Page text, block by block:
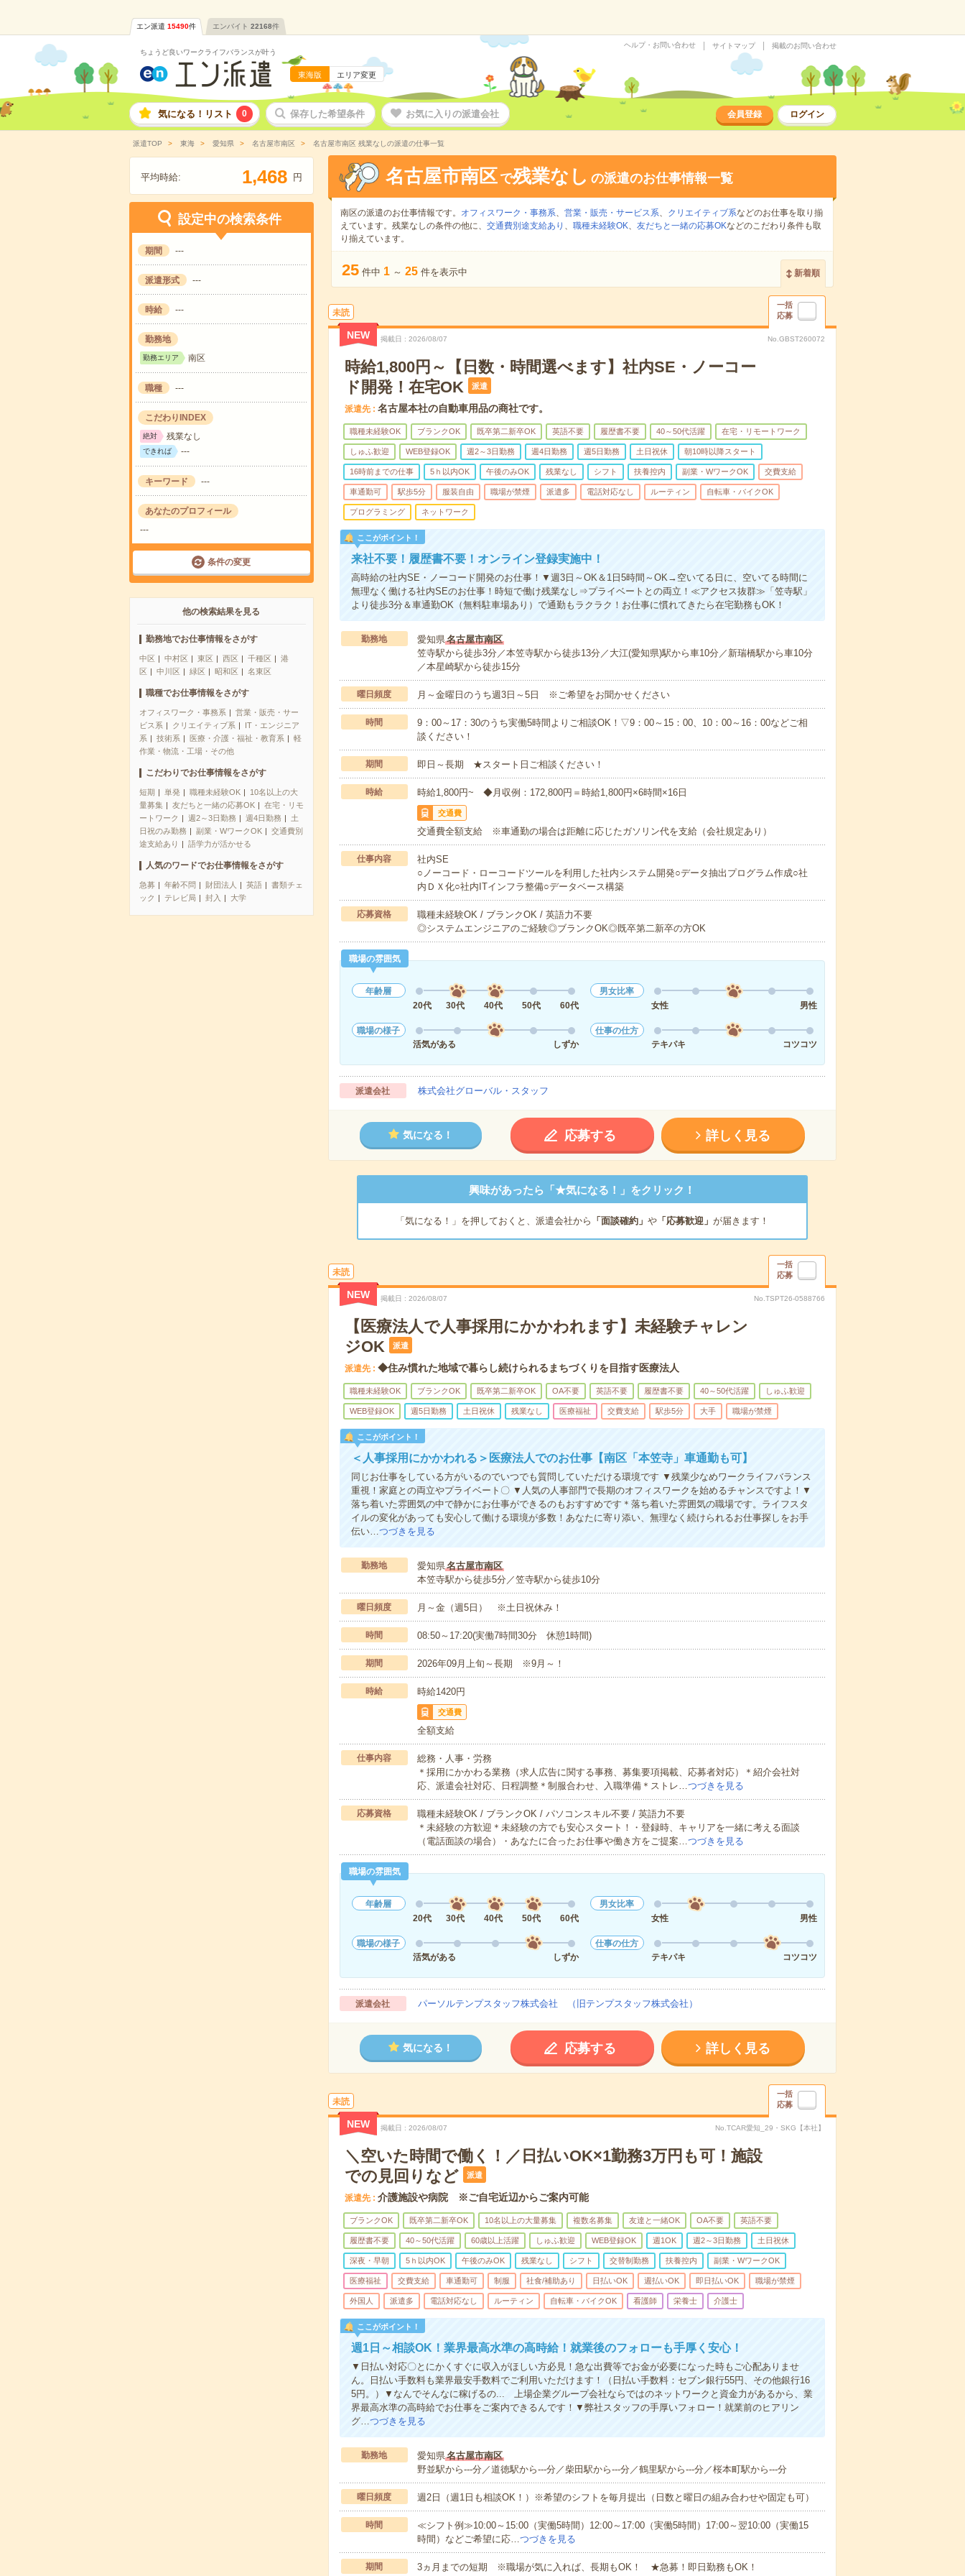
エン派遣 15490件 エンバイト 22168件
ちょうど良いワークライフバランスが叶う
東海版 エリア変更
ヘルプ・お問い合わせ サイトマップ 掲載のお問い合わせ
気になる！リスト 0 保存した希望条件 お気に入りの派遣会社 会員登録 ログイン
派遣TOP 東海 愛知県 名古屋市南区 名古屋市南区 残業なしの派遣の仕事一覧
平均時給: 1,468 円
設定中の検索条件
期間 ---
派遣形式 ---
時給 ---
勤務地
勤務エリア 南区
職種 ---
こだわりINDEX
絶対 残業なし
できれば ---
キーワード ---
あなたのプロフィール
---
条件の変更
他の検索結果を見る
勤務地でお仕事情報をさがす
中区 中村区 東区 西区 千種区
港
区
中川区 緑区 昭和区 名東区
職種でお仕事情報をさがす
オフィスワーク・事務系
営業・販売・サー
ビス系
クリエイティブ系
IT・エンジニア
系
技術系 医療・介護・福祉・教育系
軽
作業・物流・工場・その他
こだわりでお仕事情報をさがす
短期 単発 職種未経験OK
10名以上の大
量募集
友だちと一緒の応募OK
在宅・リモ
ートワーク
週2～3日勤務 週4日勤務
土
日祝のみ勤務
副業・WワークOK
交通費別
途支給あり
語学力が活かせる
人気のワードでお仕事情報をさがす
急募 年齢不問 財団法人 英語
書類チェ
ック
テレビ局 封入 大学
名古屋市南区 で残業なし の派遣のお仕事情報一覧
南区の派遣のお仕事情報です。 オフィスワーク・事務系、 営業・販売・サービス系、 クリエイティブ系などのお仕事を取り揃
えています。残業なしの条件の他に、 交通費別途支給あり 、 職種未経験OK、 友だちと一緒の応募OKなどのこだわり条件も取
り揃えています。
25 件中 1 ～ 25 件を表示中 新着順
未読
一括
応募
NEW 掲載日 2026/08/07 No.GBST260072
時給1,800円～【日数・時間選べます】社内SE・ノーコー
ド開発！在宅OK
派遣
派遣先 名古屋本社の自動車用品の商社です。
職種未経験OK ブランクOK 既卒第二新卒OK 英語不要 履歴書不要 40～50代活躍 在宅・リモートワーク
しゅふ歓迎 WEB登録OK 週2～3日勤務 週4日勤務 週5日勤務 土日祝休 朝10時以降スタート
16時前までの仕事 5ｈ以内OK 午後のみOK 残業なし シフト 扶養控内 副業・WワークOK 交費支給
車通勤可 駅歩5分 服装自由 職場が禁煙 派遣多 電話対応なし ルーティン 自転車・バイクOK
プログラミング ネットワーク
ここがポイント！
来社不要！履歴書不要！オンライン登録実施中！
高時給の社内SE・ノーコード開発のお仕事！▼週3日～OK＆1日5時間～OK→空いてる日に、空いてる時間に
無理なく働ける社内SEのお仕事！時短で働け残業なし⇒プライベートとの両立！≪アクセス抜群≫「笠寺駅」
より徒歩3分＆車通勤OK（無料駐車場あり）で通勤もラクラク！お仕事に慣れてきたら在宅勤務もOK！
勤務地 愛知県名古屋市南区
笠寺駅から徒歩3分／本笠寺駅から徒歩13分／大江(愛知県)駅から車10分／新瑞橋駅から車10分
／本星崎駅から徒歩15分
曜日頻度 月～金曜日のうち週3日～5日 ※ご希望をお聞かせください
時間
9：00～17：30のうち実働5時間よりご相談OK！▽9：00～15：00、10：00～16：00などご相
談ください！
期間 即日～長期 ★スタート日ご相談ください！
時給 時給1,800円~ ◆月収例：172,800円＝時給1,800円×6時間×16日
交通費
交通費全額支給 ※車通勤の場合は距離に応じたガソリン代を支給（会社規定あり）
仕事内容
社内SE
○ノーコード・ローコードツールを利用した社内システム開発○データ抽出プログラム作成○社
内ＤＸ化○社内ITインフラ整備○データベース構築
応募資格
職種未経験OK / ブランクOK / 英語力不要
◎システムエンジニアのご経験◎ブランクOK◎既卒第二新卒の方OK
職場の雰囲気
年齢層
20代
30代 40代 50代 60代
男女比率
女性
男性
職場の様子
活気がある
しずか
仕事の仕方
テキパキ
コツコツ
派遣会社 株式会社グローバル・スタッフ
気になる！ 応募する 詳しく見る
興味があったら「★気になる！」をクリック！
「気になる！」を押しておくと、派遣会社から 「面談確約」 や「応募歓迎」 が届きます！
未読
一括
応募
NEW 掲載日 2026/08/07 No.TSPT26-0588766
【医療法人で人事採用にかかわれます】未経験チャレン
ジOK
派遣
派遣先 ◆住み慣れた地域で暮らし続けられるまちづくりを目指す医療法人
職種未経験OK ブランクOK 既卒第二新卒OK OA不要 英語不要 履歴書不要 40～50代活躍 しゅふ歓迎
WEB登録OK 週5日勤務 土日祝休 残業なし 医療福祉 交費支給 駅歩5分 大手 職場が禁煙
ここがポイント！
＜人事採用にかかわれる＞医療法人でのお仕事【南区「本笠寺」車通勤も可】
同じお仕事をしている方がいるのでいつでも質問していただける環境です ▼残業少なめワークライフバランス
重視！家庭との両立やプライベート〇 ▼人気の人事部門で長期のオフィスワークを始めるチャンスですよ！▼
落ち着いた雰囲気の中で静かにお仕事ができるのもおすすめです＊落ち着いた雰囲気の職場です。ライフスタ
イルの変化があっても安心して働ける環境が多数！あなたに寄り添い、無理なく続けられるお仕事探しをお手
伝い…つづきを見る
勤務地 愛知県名古屋市南区
本笠寺駅から徒歩5分／笠寺駅から徒歩10分
曜日頻度 月～金（週5日） ※土日祝休み！
時間 08:50～17:20(実働7時間30分 休憩1時間)
期間 2026年09月上旬～長期 ※9月～！
時給 時給1420円
交通費
全額支給
仕事内容
総務・人事・労務
＊採用にかかわる業務（求人広告に関する事務、募集要項掲載、応募者対応）＊紹介会社対
応、派遣会社対応、日程調整＊制服合わせ、入職準備＊ストレ…つづきを見る
応募資格
職種未経験OK / ブランクOK / パソコンスキル不要 / 英語力不要
＊未経験の方歓迎＊未経験の方でも安心スタート！・登録時、キャリアを一緒に考える面談
（電話面談の場合）・あなたに合ったお仕事や働き方をご提案…つづきを見る
職場の雰囲気
年齢層
20代
30代 40代 50代 60代
男女比率
女性
男性
職場の様子
活気がある
しずか
仕事の仕方
テキパキ
コツコツ
派遣会社 パーソルテンプスタッフ株式会社 （旧テンプスタッフ株式会社）
気になる！ 応募する 詳しく見る
未読
一括
応募
NEW 掲載日 2026/08/07 No.TCAR愛知_29・SKG【本社】
＼空いた時間で働く！／日払いOK×1勤務3万円も可！施設
での見回りなど
派遣
派遣先 介護施設や病院 ※ご自宅近辺からご案内可能
ブランクOK 既卒第二新卒OK 10名以上の大量募集 複数名募集 友達と一緒OK OA不要 英語不要
履歴書不要 40～50代活躍 60歳以上活躍 しゅふ歓迎 WEB登録OK 週1OK 週2～3日勤務 土日祝休
深夜・早朝 5ｈ以内OK 午後のみOK 残業なし シフト 交替制勤務 扶養控内 副業・WワークOK
医療福祉 交費支給 車通勤可 制服 社食/補助あり 日払いOK 週払いOK 即日払いOK 職場が禁煙
外国人 派遣多 電話対応なし ルーティン 自転車・バイクOK 看護師 栄養士 介護士
ここがポイント！
週1日～相談OK！業界最高水準の高時給！就業後のフォローも手厚く安心！
▼日払い対応〇とにかくすぐに収入がほしい方必見！急な出費等でお金が必要になった時もご心配ありませ
ん。日払い手数料も業界最安手数料でご利用いただけます！（日払い手数料：セブン銀行55円、その他銀行16
5円。）▼なんでそんなに稼げるの... 上場企業グループ会社ならではのネットワークと資金力があるから、業
界最高水準の高時給でお仕事をご案内できるんです！▼弊社スタッフの手厚いフォロー！就業前のヒアリン
グ…つづきを見る
勤務地 愛知県名古屋市南区
野並駅から---分／道徳駅から---分／柴田駅から---分／鶴里駅から---分／桜本町駅から---分
曜日頻度 週2日（週1日も相談OK！）※希望のシフトを毎月提出（日数と曜日の組み合わせや固定も可）
時間
≪シフト例≫10:00～15:00（実働5時間）12:00～17:00（実働5時間）17:00～翌10:00（実働15
時間）などご希望に応…つづきを見る
期間 3ヵ月までの短期 ※職場が気に入れば、長期もOK！ ★急募！即日勤務もOK！